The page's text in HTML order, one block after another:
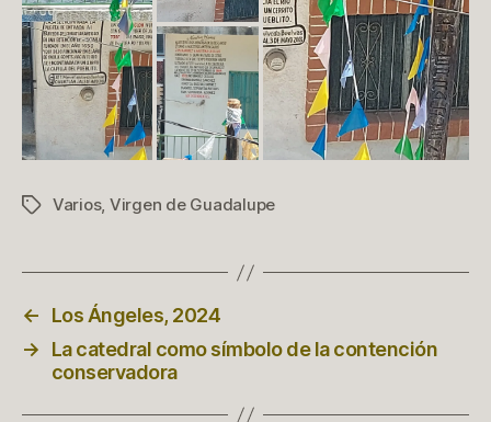
Etiquetas
Varios, Virgen de Guadalupe
←
Los Ángeles, 2024
→
La catedral como símbolo de la contención
conservadora